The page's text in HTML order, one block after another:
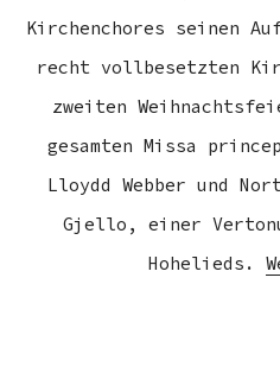
Kirchenchores seinen
recht vollbesetzten
zweiten
gesamten Missa
Lloydd Webber und
Gjello, einer
Hohelieds.